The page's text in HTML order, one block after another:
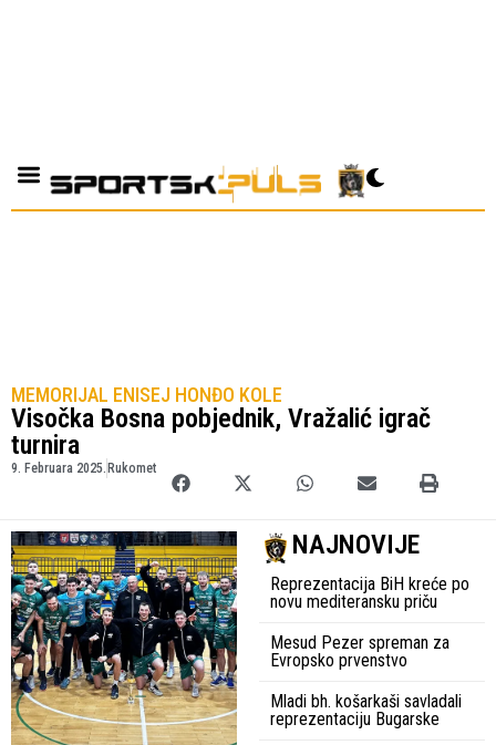
MEMORIJAL ENISEJ HONĐO KOLE
Visočka Bosna pobjednik, Vražalić igrač
turnira
9. Februara 2025. Rukomet
NAJNOVIJE
Reprezentacija BiH kreće po
novu mediteransku priču
Mesud Pezer spreman za
Evropsko prvenstvo
Mladi bh. košarkaši savladali
reprezentaciju Bugarske